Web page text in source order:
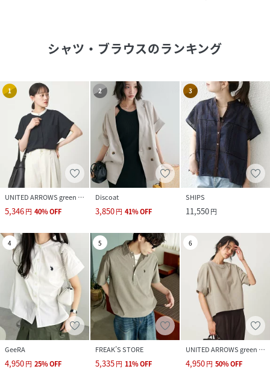
シャツ・ブラウスのランキング
1
UNITED ARROWS green label relaxing
5,346円 40%OFF
2
Discoat
3,850円 41%OFF
3
SHIPS
11,550円
4
GeeRA
4,950円 25%OFF
5
FREAK’S STORE
5,335円 11%OFF
6
UNITED ARROWS green label relaxing
4,950円 50%OFF